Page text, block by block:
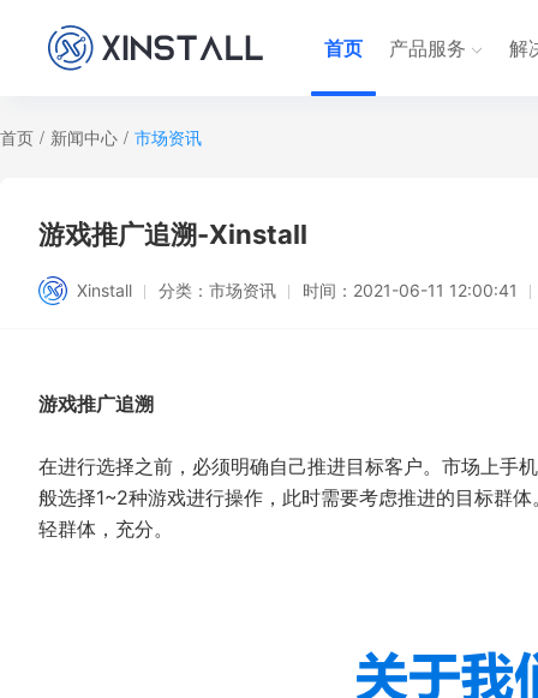
首页 产品服务 解
首页 / 新闻中心 / 市场资讯
游戏推广追溯-Xinstall
Xinstall 分类： 市场资讯 时间： 2021-06-11 12:00:41
游戏推广追溯
在进行选择之前，必须明确自己推进目标客户。市场上手
般选择1~2种游戏进行操作，此时需要考虑推进的目标群
轻群体，充分。